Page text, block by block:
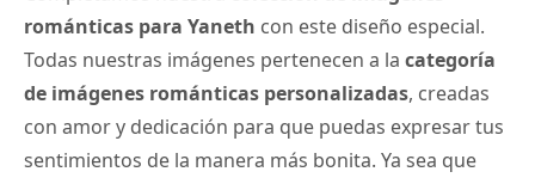
románticas para Yaneth con este diseño especial.
Todas nuestras imágenes pertenecen a la categoría
de imágenes románticas personalizadas, creadas
con amor y dedicación para que puedas expresar tus
sentimientos de la manera más bonita. Ya sea que